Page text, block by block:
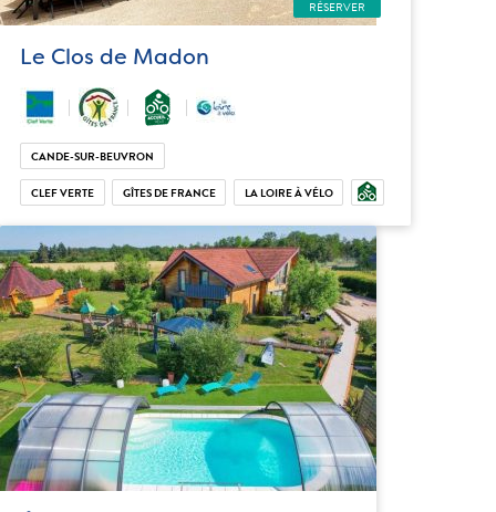
RÉSERVER
Le Clos de Madon
CANDE-SUR-BEUVRON
CLEF VERTE GÎTES DE FRANCE LA LOIRE À VÉLO